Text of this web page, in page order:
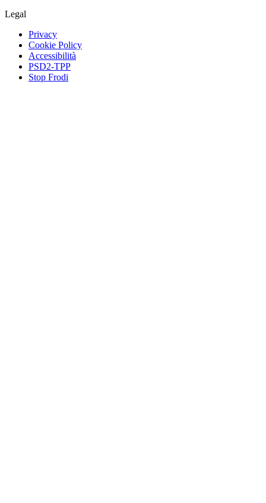
Legal
Privacy
Cookie Policy
Accessibilità
PSD2-TPP
Stop Frodi